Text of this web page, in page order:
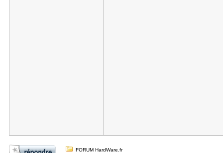
FORUM HardWare.fr